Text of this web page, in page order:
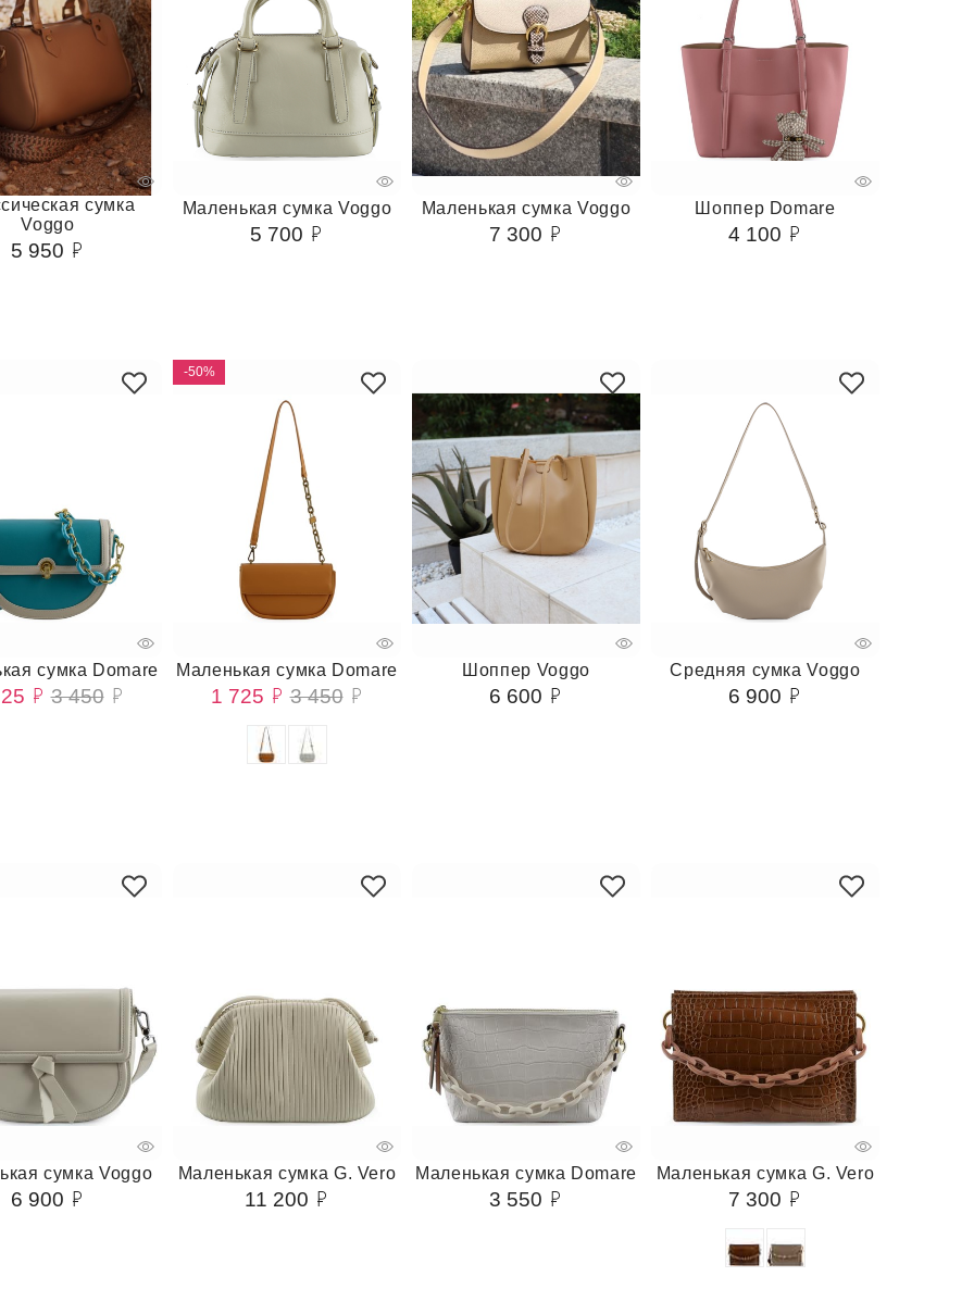
сумка
Voggo
5 950
Маленькая сумка Voggo
5 700
Маленькая сумка Voggo
7 300
Шоппер Domare
4 100
сумка Domare
3 450
-50%
Маленькая сумка Domare
1 725 3 450
Шоппер Voggo
6 600
Средняя сумка Voggo
6 900
сумка Voggo
6 900
Маленькая сумка G. Vero
11 200
Маленькая сумка Domare
3 550
Маленькая сумка G. Vero
7 300